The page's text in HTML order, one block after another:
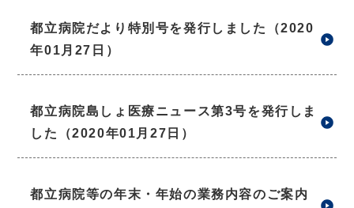
都立病院だより特別号を発行しました（2020
年01月27日）
都立病院島しょ医療ニュース第3号を発行しま
した（2020年01月27日）
都立病院等の年末・年始の業務内容のご案内